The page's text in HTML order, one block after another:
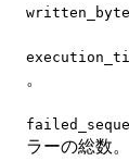
。
ラーの総数。